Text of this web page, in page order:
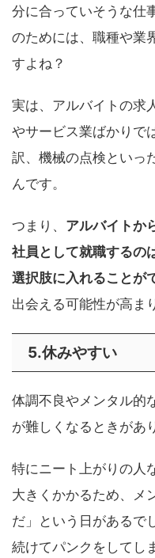
分に合っていそうな仕
のためには、職種や業
すよね？
実は、アルバイトの求
やサービス業ばかりで
訳、機械の点検といっ
んです。
つまり、 アルバイトか
社員として就職するの
選択肢に入れることが
出会える可能性が高ま
5.休みやすい
体調不良やメンタル的
が難しくなるときがあ
特にニート上がりの人
大きくかかるため、メ
だ」という日があるで
続けてパンクをしてし